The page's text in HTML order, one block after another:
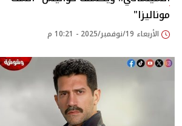
موناليزا"
الأربعاء 19/نوفمبر/2025 - 10:21 م